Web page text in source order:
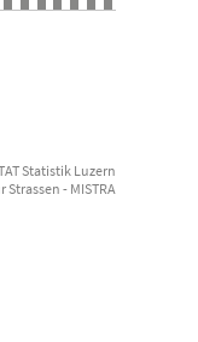
Statistik Luzern
- MISTRA